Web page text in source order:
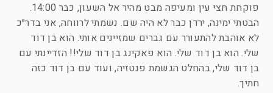
פוקחת חצי עין ומעיפה מבט מהיר אל השעון, כבר 14:00.
הבטתי ימינה, ירדן כבר לא היה שם. נשמתי לרווחה, אני בדר״כ
לא אוהבת להתעורר עם גברים שמזיינים אותי. הוא בן דוד
שלי. הוא בן דוד שלי. הוא פאקינג בן דוד שלי!! הזדיינתי עם
בן דוד שלי, בהחלט הגשמת פנטזיה, ועוד עם בן דוד כזה
חתיך.